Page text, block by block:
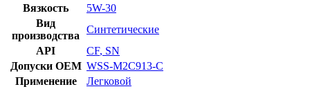
Вязкость
5W-30
Вид
производства
Синтетические
API
CF, SN
Допуски OEM WSS-M2C913-C
Применение
Легковой